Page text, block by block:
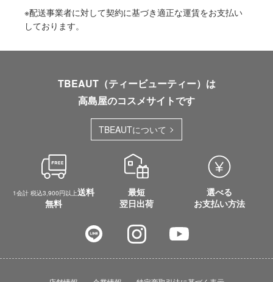
※配送事業者に対して契約に基づき適正な運賃をお支払い
しております。
TBEAUT（ティービューティー）は
高島屋のコスメサイトです
TBEAUTについて
1会計 税込3,900円以上送料
無料
最短
翌日出荷
選べる
お支払い方法